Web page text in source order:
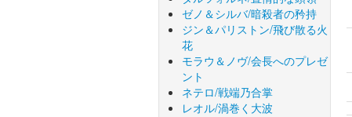
ゼノ＆シルバ/暗殺者の矜持
ジン＆パリストン/飛び散る火
花
モラウ＆ノヴ/会長へのプレゼ
ント
ネテロ/戦端乃合掌
レオル/渦巻く大波